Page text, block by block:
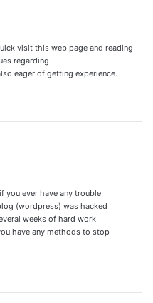
visit this web page and reading
regarding
eager of getting experience.
you ever have any trouble
(wordpress) was hacked
weeks of hard work
have any methods to stop